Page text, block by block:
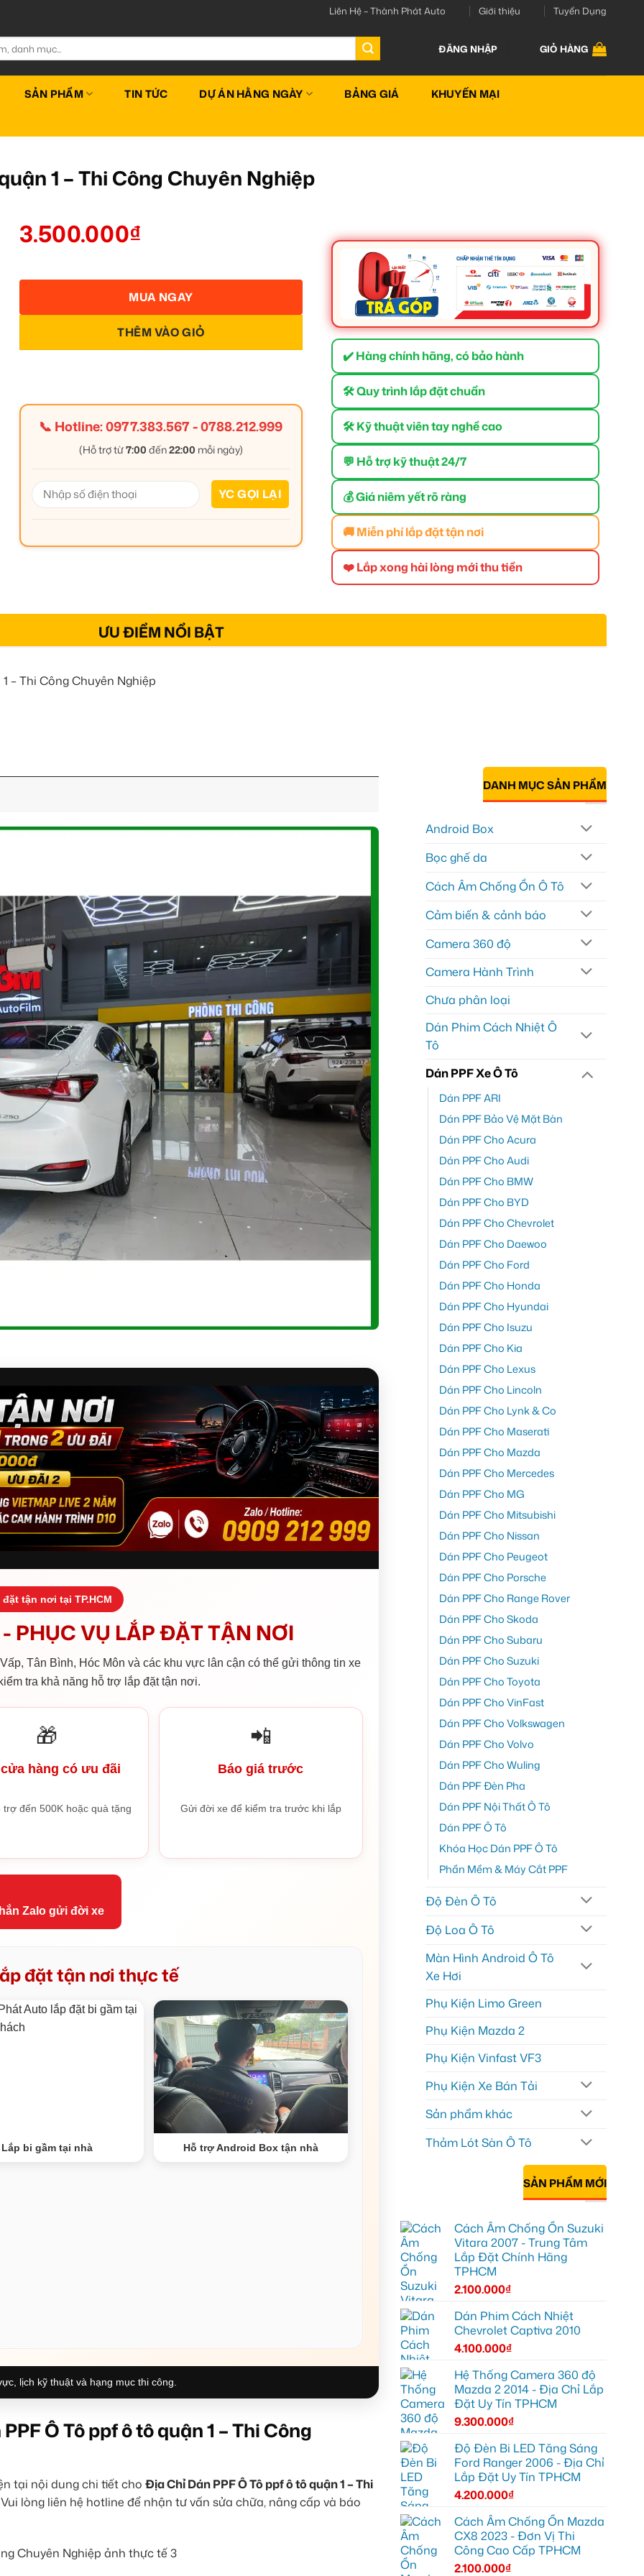
Liên Hệ – Thành Phát Auto Giới thiệu Tuyển Dụng
ĐĂNG NHẬP GIỎ HÀNG
SẢN PHẨM TIN TỨC DỰ ÁN HẰNG NGÀY BẢNG GIÁ KHUYẾN MẠI
1 – Thi Công Chuyên Nghiệp
3.500.000₫
THÊM VÀO GIỎ
MUA NGAY
📞 Hotline:0977.383.567-0788.212.999
(Hỗ trợ từ7:00 đến22:00 mỗi ngày)
✔️ Hàng chính hãng, có bảo hành
🛠 Quy trình lắp đặt chuẩn
🛠 Kỹ thuật viên tay nghề cao
💬 Hỗ trợ kỹ thuật 24/7
💰 Giá niêm yết rõ ràng
🚚 Miễn phí lắp đặt tận nơi
❤️ Lắp xong hài lòng mới thu tiền
ƯU ĐIỂM NỔI BẬT
– Thi Công Chuyên Nghiệp
đặt tận nơi tại TP.HCM
PHỤC VỤ LẮP ĐẶT TẬN NƠI
Tân Bình, Hóc Môn và các khu vực lân cận có thể gửi thông tin xe
tra khả năng hỗ trợ lắp đặt tận nơi.
🎁
hàng có ưu đãi
trợ đến 500K hoặc quà tặng
📲
Báo giá trước
Gửi đời xe để kiểm tra trước khi lắp
Zalo gửi đời xe
đặt tận nơi thực tế
Lắp bi gầm tại nhà Hỗ trợ Android Box tận nhà
lịch kỹ thuật và hạng mục thi công.
Ô Tô ppf ô tô quận 1 – Thi Công
tại nội dung chi tiết cho Địa Chỉ Dán PPF Ô Tô ppf ô tô quận 1 – Thi
lòng liên hệ hotline để nhận tư vấn sửa chữa, nâng cấp và báo
DANH MỤC SẢN PHẨM
Android Box
Bọc ghế da
Cách Âm Chống Ồn Ô Tô
Cảm biến & cảnh báo
Camera 360 độ
Camera Hành Trình
Chưa phân loại
Dán Phim Cách Nhiệt Ô
Tô
Dán PPF Xe Ô Tô
Dán PPF ARI
Dán PPF Bảo Vệ Mặt Bàn
Dán PPF Cho Acura
Dán PPF Cho Audi
Dán PPF Cho BMW
Dán PPF Cho BYD
Dán PPF Cho Chevrolet
Dán PPF Cho Daewoo
Dán PPF Cho Ford
Dán PPF Cho Honda
Dán PPF Cho Hyundai
Dán PPF Cho Isuzu
Dán PPF Cho Kia
Dán PPF Cho Lexus
Dán PPF Cho Lincoln
Dán PPF Cho Lynk & Co
Dán PPF Cho Maserati
Dán PPF Cho Mazda
Dán PPF Cho Mercedes
Dán PPF Cho MG
Dán PPF Cho Mitsubishi
Dán PPF Cho Nissan
Dán PPF Cho Peugeot
Dán PPF Cho Porsche
Dán PPF Cho Range Rover
Dán PPF Cho Skoda
Dán PPF Cho Subaru
Dán PPF Cho Suzuki
Dán PPF Cho Toyota
Dán PPF Cho VinFast
Dán PPF Cho Volkswagen
Dán PPF Cho Volvo
Dán PPF Cho Wuling
Dán PPF Đèn Pha
Dán PPF Nội Thất Ô Tô
Dán PPF Ô Tô
Khóa Học Dán PPF Ô Tô
Phần Mềm & Máy Cắt PPF
Độ Đèn Ô Tô
Độ Loa Ô Tô
Màn Hình Android Ô Tô
Xe Hơi
Phụ Kiện Limo Green
Phụ Kiện Mazda 2
Phụ Kiện Vinfast VF3
Phụ Kiện Xe Bán Tải
Sản phẩm khác
Thảm Lót Sàn Ô Tô
SẢN PHẨM MỚI
Cách Âm Chống Ồn Suzuki
Vitara 2007 - Trung Tâm
Lắp Đặt Chính Hãng
TPHCM
2.100.000₫
Dán Phim Cách Nhiệt
Chevrolet Captiva 2010
4.100.000₫
Hệ Thống Camera 360 độ
Mazda 2 2014 - Địa Chỉ Lắp
Đặt Uy Tín TPHCM
9.300.000₫
Độ Đèn Bi LED Tăng Sáng
Ford Ranger 2006 - Địa Chỉ
Lắp Đặt Uy Tín TPHCM
4.200.000₫
Cách Âm Chống Ồn Mazda
CX8 2023 - Đơn Vị Thi
Công Cao Cấp TPHCM
2.100.000₫